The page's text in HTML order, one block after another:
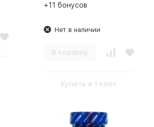
+11 бонусов
Нет в наличии
В корзину
Купить в 1 клик